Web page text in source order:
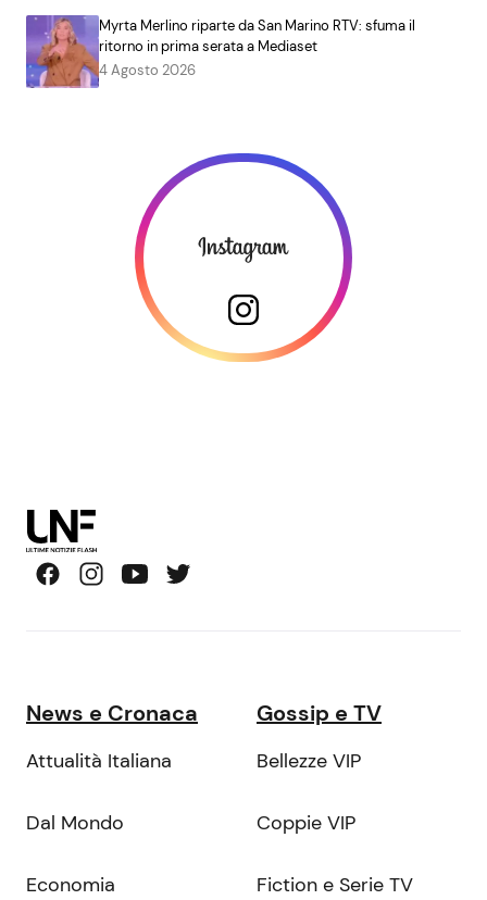
Myrta Merlino riparte da San Marino RTV: sfuma il
ritorno in prima serata a Mediaset
4 Agosto 2026
News e Cronaca
Attualità Italiana
Dal Mondo
Economia
Gossip e TV
Bellezze VIP
Coppie VIP
Fiction e Serie TV